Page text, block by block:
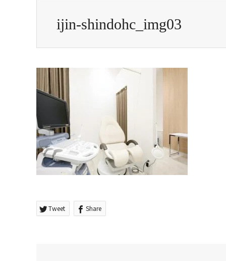
ijin-shindohc_img03
Tweet Share